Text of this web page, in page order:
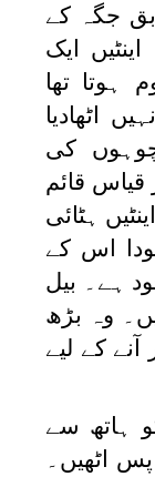
جگہ کے
ایک
ہوتا تھا
اٹھادیا
کی
قائم
ہٹائی
اس کے
ہے۔ بیل
وہ بڑھ
کے لیے
ہاتھ سے
اٹھیں۔